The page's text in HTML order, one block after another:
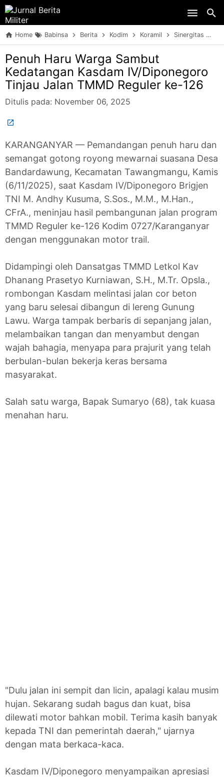
Home Babinsa Berita Kodim Koramil Sinergitas
Penuh Haru Warga Sambut
Kedatangan Kasdam IV/Diponegoro
Tinjau Jalan TMMD Reguler ke-126
Ditulis pada: November 06, 2025
KARANGANYAR — Pemandangan penuh haru dan
semangat gotong royong mewarnai suasana Desa
Bandardawung, Kecamatan Tawangmangu, Kamis
(6/11/2025), saat Kasdam IV/Diponegoro Brigjen
TNI M. Andhy Kusuma, S.Sos., M.M., M.Han.,
CFrA., meninjau hasil pembangunan jalan program
TMMD Reguler ke-126 Kodim 0727/Karanganyar
dengan menggunakan motor trail.
Didampingi oleh Dansatgas TMMD Letkol Kav
Dhanang Prasetyo Kurniawan, S.H., M.Tr. Opsla.,
rombongan Kasdam melintasi jalan cor beton
yang baru selesai dibangun di lereng Gunung
Lawu. Warga tampak berbaris di sepanjang jalan,
melambaikan tangan dan menyambut dengan
wajah bahagia, menyapa para prajurit yang telah
berbulan-bulan bekerja keras bersama
masyarakat.
Salah satu warga, Bapak Sumaryo (68), tak kuasa
menahan haru.
"Dulu jalan ini sempit dan licin, apalagi kalau musim
hujan. Sekarang sudah bagus dan kuat, bisa
dilewati motor bahkan mobil. Terima kasih banyak
kepada TNI dan pemerintah daerah," ujarnya
dengan mata berkaca-kaca.
Kasdam IV/Diponegoro menyampaikan apresiasi